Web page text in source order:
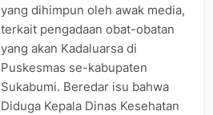
yang dihimpun oleh awak media,
terkait pengadaan obat-obatan
yang akan Kadaluarsa di
Puskesmas se-kabupaten
Sukabumi. Beredar isu bahwa
Diduga Kepala Dinas Kesehatan